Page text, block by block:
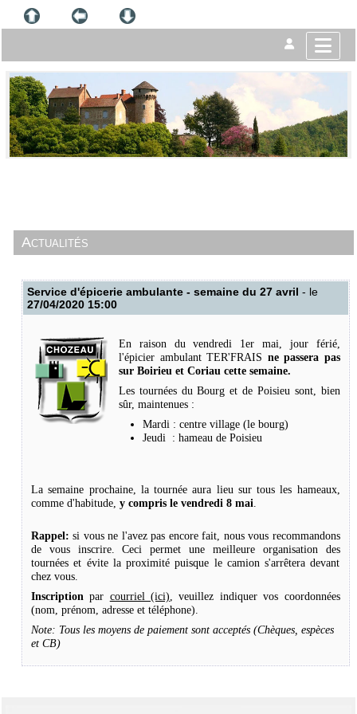
Actualités
Service d'épicerie ambulante - semaine du 27 avril - le
27/04/2020 15:00
En raison du vendredi 1er mai, jour férié,
l'épicier ambulant TER'FRAIS ne passera pas
sur Boirieu et Coriau cette semaine.
Les tournées du Bourg et de Poisieu sont, bien
sûr, maintenues :
Mardi : centre village (le bourg)
Jeudi : hameau de Poisieu
La semaine prochaine, la tournée aura lieu sur tous les hameaux,
comme d'habitude, y compris le vendredi 8 mai.
Rappel:si vous ne l'avez pas encore fait, nous vous recommandons
de vous inscrire. Ceci permet une meilleure organisation des
tournées et évite la proximité puisque le camion s'arrêtera devant
chez vous.
Inscriptionpar courriel (ici), veuillez indiquer vos coordonnées
(nom, prénom, adresse et téléphone).
Note: Tous les moyens de paiement sont acceptés (Chèques, espèces
et CB)